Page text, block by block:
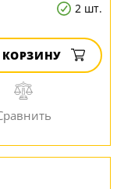
2 шт.
КОРЗИНУ